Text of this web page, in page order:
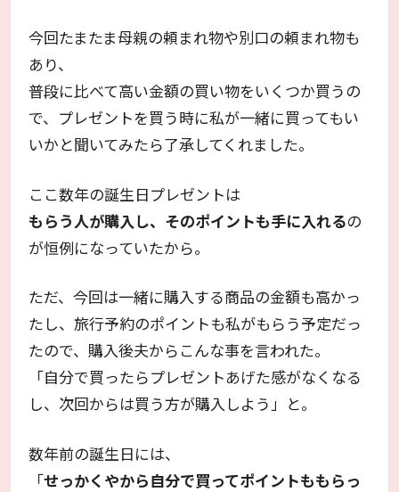
今回たまたま母親の頼まれ物や別口の頼まれ物も
あり、
普段に比べて高い金額の買い物をいくつか買うの
で、プレゼントを買う時に私が一緒に買ってもい
いかと聞いてみたら了承してくれました。
ここ数年の誕生日プレゼントは
もらう人が購入し、そのポイントも手に入れるの
が恒例になっていたから。
ただ、今回は一緒に購入する商品の金額も高かっ
たし、旅行予約のポイントも私がもらう予定だっ
たので、購入後夫からこんな事を言われた。
「自分で買ったらプレゼントあげた感がなくなる
し、次回からは買う方が購入しよう」と。
数年前の誕生日には、
「せっかくやから自分で買ってポイントももらっ